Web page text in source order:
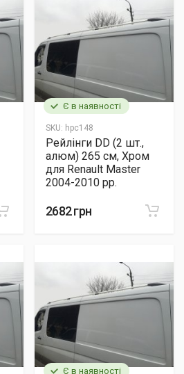
Є в наявності
SKU: hpc148
Рейлінги DD (2 шт.,
алюм) 265 см, Хром
для Renault Master
2004-2010 рр.
2682 грн
Є в наявності